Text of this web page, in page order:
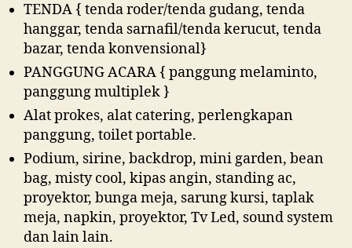
TENDA { tenda roder/tenda gudang, tenda
hanggar, tenda sarnafil/tenda kerucut, tenda
bazar, tenda konvensional}
PANGGUNG ACARA { panggung melaminto,
panggung multiplek }
Alat prokes, alat catering, perlengkapan
panggung, toilet portable.
Podium, sirine, backdrop, mini garden, bean
bag, misty cool, kipas angin, standing ac,
proyektor, bunga meja, sarung kursi, taplak
meja, napkin, proyektor, Tv Led, sound system
dan lain lain.